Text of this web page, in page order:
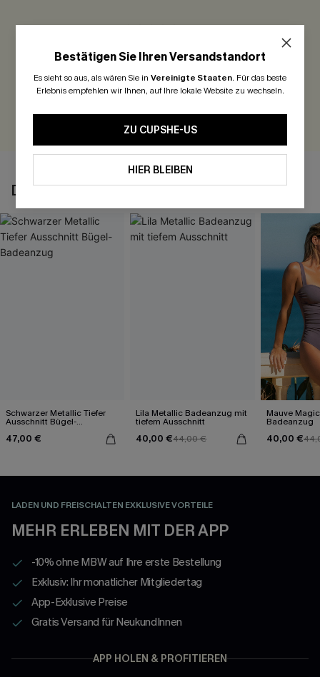
0.0
Seien Sie der Erste, der bewertet
300 Punkte für Ihre Bewertung!
BEWERTEN
DAS KÖNNTE IHNEN AUCH GEFALLEN
Schwarzer Metallic Tiefer
Ausschnitt Bügel-
47,00 €
Lila Metallic Badeanzug mit
tiefem Ausschnitt
40,00 €44,00 €
Mauve
Badeanzug
40,00 €
LADEN UND FREISCHALTEN EXKLUSIVE VORTEILE
MEHR ERLEBEN MIT DER APP
-10% ohne MBW auf Ihre erste Bestellung
Exklusiv: Ihr monatlicher Mitgliedertag
App-Exklusive Preise
Gratis Versand für NeukundInnen
APP HOLEN & PROFITIEREN
Bestätigen Sie Ihren Versandstandort
Es sieht so aus, als wären Sie in Vereinigte Staaten. Für das beste
Erlebnis empfehlen wir Ihnen, auf Ihre lokale Website zu wechseln.
ZU CUPSHE-US
HIER BLEIBEN